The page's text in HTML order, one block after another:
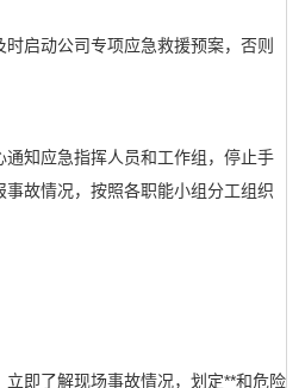
动公司专项应急救援预案，否则
应急指挥人员和工作组，停止手
故情况，按照各职能小组分工组织
了解现场事故情况，划定**和危险